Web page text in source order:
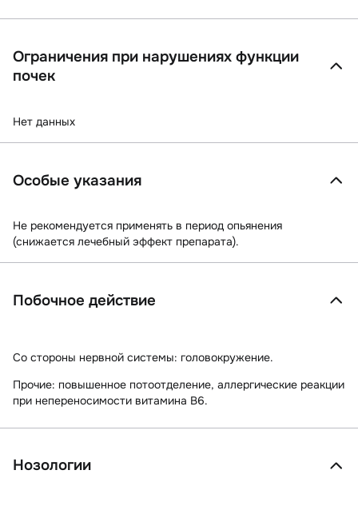
Ограничения при нарушениях функции
почек
Нет данных
Особые указания
Не рекомендуется применять в период опьянения
(снижается лечебный эффект препарата).
Побочное действие
Со стороны нервной системы: головокружение.
Прочие: повышенное потоотделение, аллергические реакции
при непереносимости витамина В6.
Нозологии